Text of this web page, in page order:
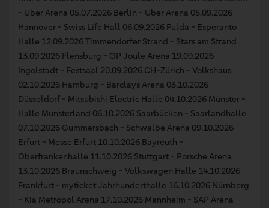
- Uber Arena 05.07.2026 Berlin - Uber Arena 05.09.2026
Hannover - Swiss Life Hall 06.09.2026 Fulda - Esperanto
Halle 12.09.2026 Timmendorfer Strand - Stars am Strand
13.09.2026 Flensburg - GP Joule Arena 19.09.2026
Ingolstadt - Festsaal 20.09.2026 CH-Zürich - Volkshaus
02.10.2026 Hamburg - Barclays Arena 03.10.2026
Düsseldorf - Mitsubishi Electric Halle 04.10.2026 Münster -
Halle Münsterland 06.10.2026 Saarbücken - Saarlandhalle
07.10.2026 Gummersbach - Schwalbe Arena 09.10.2026
Erfurt - Messe Erfurt 10.10.2026 Bayreuth -
Oberfrankenhalle 11.10.2026 Stuttgart - Porsche Arena
13.10.2026 Braunschweig - Volkswagen Halle 14.10.2026
Frankfurt - myticket Jahrhunderthalle 16.10.2026 Nürnberg
- Kia Metropol Arena 17.10.2026 Mannheim - SAP Arena